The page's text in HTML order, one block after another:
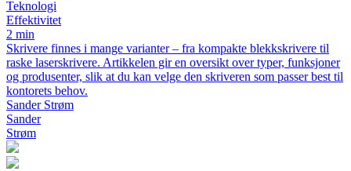
Teknologi
Effektivitet
2 min
Skrivere finnes i mange varianter – fra kompakte blekkskrivere til
raske laserskrivere. Artikkelen gir en oversikt over typer, funksjoner
og produsenter, slik at du kan velge den skriveren som passer best til
kontorets behov.
Sander Strøm
Sander
Strøm